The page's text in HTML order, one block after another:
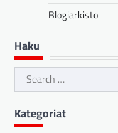
Blogiarkisto
Haku
Search
for:
Kategoriat